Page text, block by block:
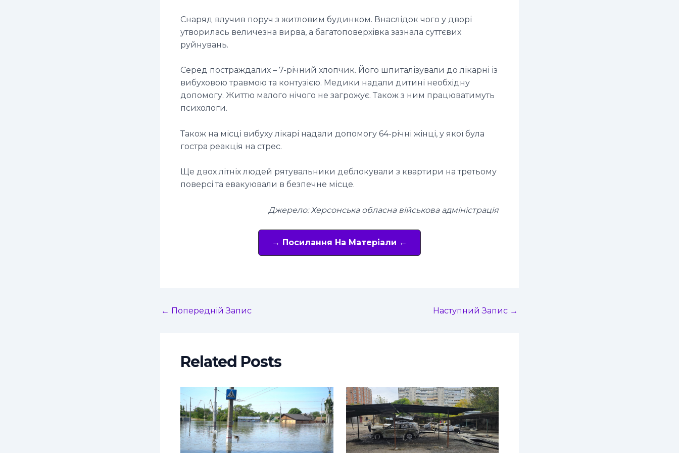
Снаряд влучив поруч з житловим будинком. Внаслідок чого у дворі
утворилась величезна вирва, а багатоповерхівка зазнала суттєвих
руйнувань.
Серед постраждалих – 7-річний хлопчик. Його шпиталізували до лікарні із
вибуховою травмою та контузією. Медики надали дитині необхідну
допомогу. Життю малого нічого не загрожує. Також з ним працюватимуть
психологи.
Також на місці вибуху лікарі надали допомогу 64-річні жінці, у якої була
гостра реакція на стрес.
Ще двох літніх людей рятувальники деблокували з квартири на третьому
поверсі та евакуювали в безпечне місце.
Джерело: Херсонська обласна військова адміністрація
→ Посилання На Матеріали ←
← Попередній Запис Наступний Запис →
Related Posts